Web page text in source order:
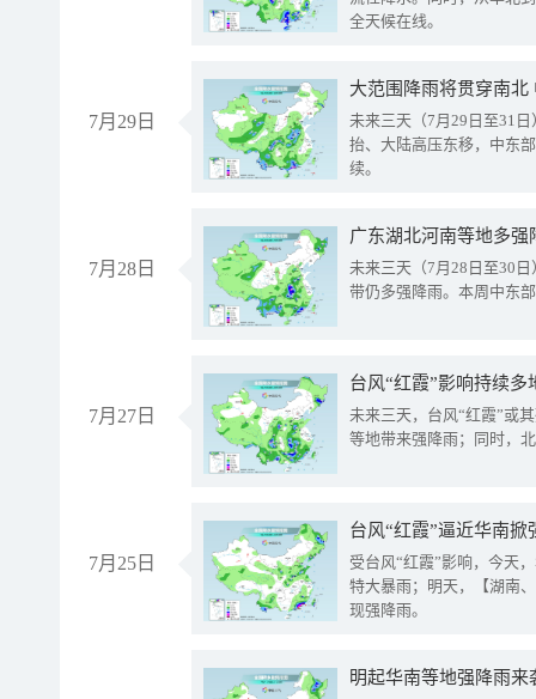
全天候在线。
7月29日
大范围降雨将贯穿南
未来三天（7月29日至31
抬、大陆高压东移，中东
续。
7月28日
广东湖北河南等地多
未来三天（7月28日至30
带仍多强降雨。本周中东
7月27日
台风“红霞”影响持续
未来三天，台风“红霞”或
等地带来强降雨；同时，
7月25日
台风“红霞”逼近华南
受台风“红霞”影响，今天
特大暴雨；明天，【湖南
现强降雨。
明起华南等地强降雨